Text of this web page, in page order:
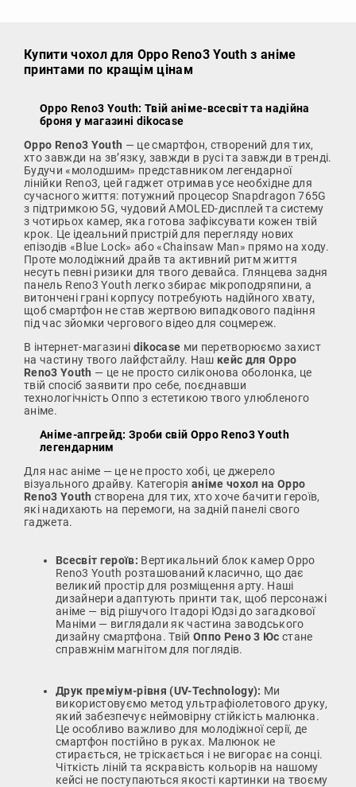
Купити чохол для Oppo Reno3 Youth з аніме
принтами по кращім цінам
Oppo Reno3 Youth: Твій аніме-всесвіт та надійна
броня у магазині dikocase
Oppo Reno3 Youth — це смартфон, створений для тих,
хто завжди на зв’язку, завжди в русі та завжди в тренді.
Будучи «молодшим» представником легендарної
лінійки Reno3, цей гаджет отримав усе необхідне для
сучасного життя: потужний процесор Snapdragon 765G
з підтримкою 5G, чудовий AMOLED-дисплей та систему
з чотирьох камер, яка готова зафіксувати кожен твій
крок. Це ідеальний пристрій для перегляду нових
епізодів «Blue Lock» або «Chainsaw Man» прямо на ходу.
Проте молодіжний драйв та активний ритм життя
несуть певні ризики для твого девайса. Глянцева задня
панель Reno3 Youth легко збирає мікроподряпини, а
витончені грані корпусу потребують надійного хвату,
щоб смартфон не став жертвою випадкового падіння
під час зйомки чергового відео для соцмереж.
В інтернет-магазині dikocase ми перетворюємо захист
на частину твого лайфстайлу. Наш кейс для Oppo
Reno3 Youth — це не просто силіконова оболонка, це
твій спосіб заявити про себе, поєднавши
технологічність Оппо з естетикою твого улюбленого
аніме.
Аніме-апгрейд: Зроби свій Oppo Reno3 Youth
легендарним
Для нас аніме — це не просто хобі, це джерело
візуального драйву. Категорія аніме чохол на Oppo
Reno3 Youth створена для тих, хто хоче бачити героїв,
які надихають на перемоги, на задній панелі свого
гаджета.
Всесвіт героїв: Вертикальний блок камер Oppo
Reno3 Youth розташований класично, що дає
великий простір для розміщення арту. Наші
дизайнери адаптують принти так, щоб персонажі
аніме — від рішучого Ітадорі Юдзі до загадкової
Маніми — виглядали як частина заводського
дизайну смартфона. Твій Оппо Рено 3 Юс стане
справжнім магнітом для поглядів.
Друк преміум-рівня (UV-Technology): Ми
використовуємо метод ультрафіолетового друку,
який забезпечує неймовірну стійкість малюнка.
Це особливо важливо для молодіжної серії, де
смартфон постійно в руках. Малюнок не
стирається, не тріскається і не вигорає на сонці.
Чіткість ліній та яскравість кольорів на нашому
кейсі не поступаються якості картинки на твоєму